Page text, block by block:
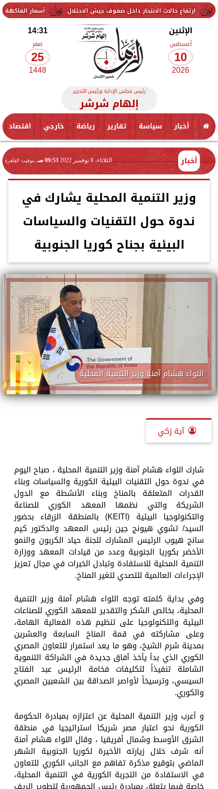
أسعار الفاكهة اليوم الإثنين 10 أغسطس 2026 في الأسواق.. الموز بكام داخل صفوف جيش الاحتلال
الإثنين
أغسطس
10
2026
14:31
صفر
25
1448
رئيس مجلس الإدارة ورئيس التحرير
إلهام شرشر
أخبار سياسة تقارير رياضة خارجي اقتصاد
أخبار الثلاثاء، 8 نوفمبر 2022 09:53 صـ بتوقيت القاهرة
وزير التنمية المحلية يشارك في
ندوة حول التقنيات والسياسات
البيئية بجناح كوريا الجنوبية
اللواء هشام آمنة وزير التنمية المحلية
آية زكي
شارك اللواء هشام آمنة وزير التنمية المحلية ، صباح اليوم
في ندوة حول التقنيات البيئية الكورية والسياسات وبناء
القدرات المتعلقة بالمناخ وبناء الأنشطة مع الدول
الشريكة والتي نظمها المعهد الكوري للصناعة
والتكنولوجيا البيئية (KEITI) بالمنطقة الزرقاء بحضور
السيد/ تشوي هيونج جين رئيس المعهد والدكتور كيم
سانج هيوب الرئيس المشارك للجنة حياد الكربون والنمو
الأخضر بكوريا الجنوبية وعدد من قيادات المعهد ووزارة
التنمية المحلية للاستفادة وتبادل الخبرات في مجال تعزيز
الإجراءات العالمية للتصدي لتغير المناخ.
وفي بداية كلمته توجه اللواء هشام آمنة وزير التنمية
المحلية، بخالص الشكر والتقدير للمعهد الكوري للصناعات
البيئية والتكنولوجيا على تنظيم هذه الفعالية الهامة،
وعلى مشاركته في قمة المناخ السابعة والعشرين
بمدينة شرم الشيخ، وهو ما يعد استمرار للتعاون المصري
الكوري الذي بدأ يأخذ آفاق جديدة في الشراكة التنموية
الشاملة تنفيذاً لتكليفات فخامة الرئيس عبد الفتاح
السيسي، وترسيخاً لأواصر الصداقة بين الشعبين المصري
والكوري.
و أعرب وزير التنمية المحلية عن اعتزازه بمبادرة الحكومة
الكورية نحو اعتبار مصر شريكا استراتيجيا في منطقة
الشرق الأوسط وشمال أفريقيا ، وقال اللواء هشام آمنة
أنه شرف خلال زيارته الأخيرة لكوريا الجنوبية الشهر
الماضي بتوقيع مذكرة تفاهم مع الجانب الكوري للتعاون
في الاستفادة من التجربة الكورية في التنمية المحلية،